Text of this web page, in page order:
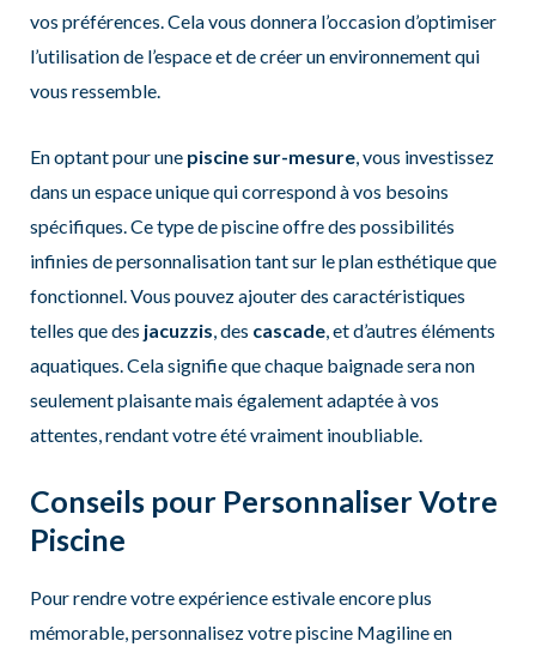
vos préférences. Cela vous donnera l’occasion d’optimiser
l’utilisation de l’espace et de créer un environnement qui
vous ressemble.
En optant pour une piscine sur-mesure, vous investissez
dans un espace unique qui correspond à vos besoins
spécifiques. Ce type de piscine offre des possibilités
infinies de personnalisation tant sur le plan esthétique que
fonctionnel. Vous pouvez ajouter des caractéristiques
telles que des jacuzzis , des cascade, et d’autres éléments
aquatiques. Cela signifie que chaque baignade sera non
seulement plaisante mais également adaptée à vos
attentes, rendant votre été vraiment inoubliable.
Conseils pour Personnaliser Votre
Piscine
Pour rendre votre expérience estivale encore plus
mémorable, personnalisez votre piscine Magiline en